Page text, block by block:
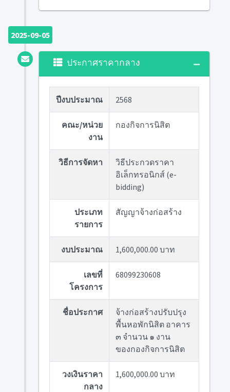
2025-09-05
ประกาศราคากลาง
ปีงบประมาณ 2568
คณะ/หน่วย
งาน
กองกิจการนิสิต
วิธีการจัดหา
วิธีประกวดราคา
อิเล็กทรอนิกส์ (e-
bidding)
ประเภท
รายการ
สัญญาจ้างก่อสร้าง
งบประมาณ 1,600,000.00 บาท
เลขที่
โครงการ
68099230608
ชื่อประกาศ
จ้างก่อสร้างปรับปรุง
พื้นหอพักนิสิต อาคาร
๓ จำนวน ๑ งาน
ของกองกิจการนิสิต
วงเงินราคา
กลาง
1,600,000.00 บาท